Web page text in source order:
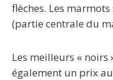
flèches. Les marmots
(partie centrale du
Les meilleurs « noirs
également un prix